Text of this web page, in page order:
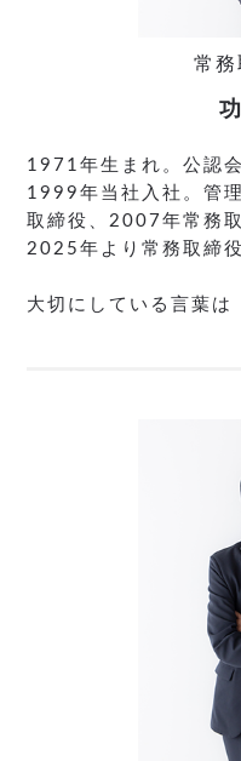
常務
1971年生まれ。公認
1999年当社入社。管
取締役、2007年常務
2025年より常務取締役
大切にしている言葉は